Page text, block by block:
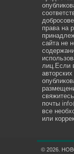
права на
сайта не
лиц.Если
почты
все
или
© 2026.